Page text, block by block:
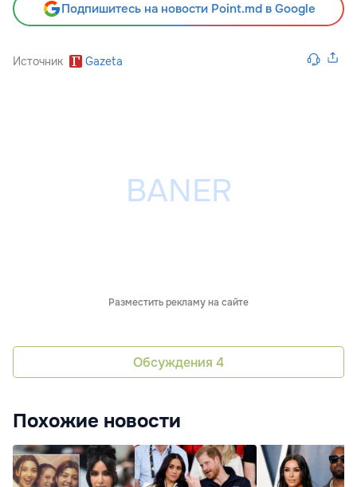
Подпишитесь на новости Point.md в Google
Источник Gazeta
Разместить рекламу на сайте
Обсуждения 4
Похожие новости